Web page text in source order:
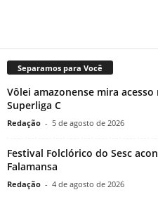
Separamos para Você
Vôlei amazonense mira
Superliga C
Redação - 5 de agosto de 2026
Festival Folclórico do Sesc
Falamansa
Redação - 4 de agosto de 2026